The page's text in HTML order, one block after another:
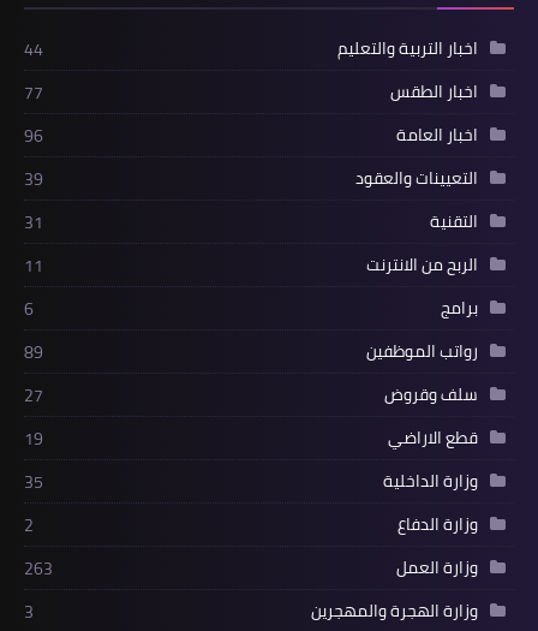
اخبار التربية والتعليم
44
اخبار الطقس
77
اخبار العامة
96
التعيينات والعقود
39
التقنية
31
الربح من الانترنت
11
برامج
6
رواتب الموظفين
89
سلف وقروض
27
قطع الاراضي
19
وزارة الداخلية
35
وزارة الدفاع
2
وزارة العمل
263
وزارة الهجرة والمهجرين
3